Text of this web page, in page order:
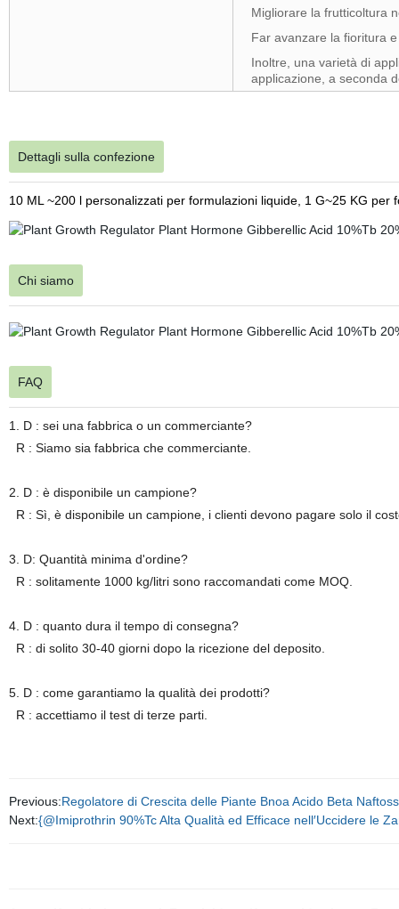
Migliorare la frutticoltura
Far avanzare la fioritura
Inoltre, una varietà di
applicazione, a seconda
Dettagli sulla confezione
10 ML ~200 l personalizzati per formulazioni liquide, 1 G~25 KG per
Chi siamo
FAQ
1. D : sei una fabbrica o un commerciante?
R : Siamo sia fabbrica che commerciante.
2. D : è disponibile un campione?
R : Sì, è disponibile un campione, i clienti devono pagare solo il
3. D: Quantità minima d'ordine?
R : solitamente 1000 kg/litri sono raccomandati come MOQ.
4. D : quanto dura il tempo di consegna?
R : di solito 30-40 giorni dopo la ricezione del deposito.
5. D : come garantiamo la qualità dei prodotti?
R : accettiamo il test di terze parti.
Previous:Regolatore di Crescita delle Piante Bnoa Acido Beta
Next:{@Imiprothrin 90%Tc Alta Qualità ed Efficace nell′Uccidere le